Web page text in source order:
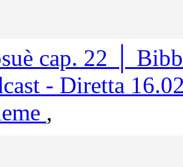
cap. 22 │
- Diretta
,